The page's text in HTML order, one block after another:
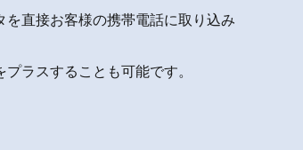
直接お客様の携帯電話に取り込み
ラスすることも可能です。